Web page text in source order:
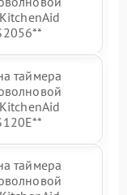
таймера
таймера